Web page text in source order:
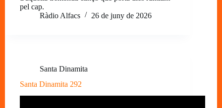
pel cap.
Ràdio Alfacs
26 de juny de 2026
Santa Dinamita
Santa Dinamita 292